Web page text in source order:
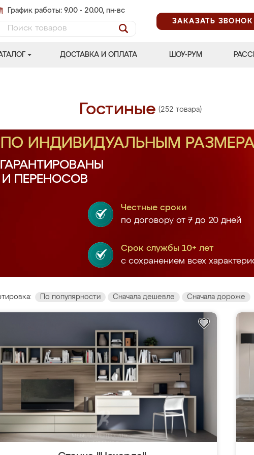
График работы: 9.00 - 20.00, пн-вс
ЗАКАЗАТЬ ЗВОНОК
ДОСТАВКА И ОПЛАТА ШОУ-РУМ
Гостиные (252 товара)
ИНДИВИДУАЛЬНЫМ
ПЕРЕНОСОВ
Честные сроки
по договору от 7 до 20 дней
Срок службы 10+ лет
с сохранением всех
По популярности Сначала дешевле Сначала дороже